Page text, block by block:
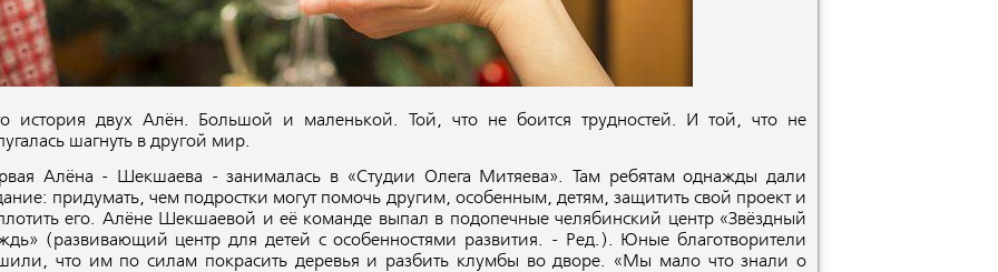
история двух Алён. Большой и маленькой. Той, что не боится трудностей. И той, что не
шагнуть в другой мир.
Алёна - Шекшаева - занималась в «Студии Олега Митяева». Там ребятам однажды дали
придумать, чем подростки могут помочь другим, особенным, детям, защитить свой проект и
его. Алёне Шекшаевой и её команде выпал в подопечные челябинский центр «Звёздный
(развивающий центр для детей с особенностями развития. - Ред.). Юные благотворители
что им по силам покрасить деревья и разбить клумбы во дворе. «Мы мало что знали о